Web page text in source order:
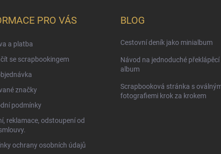
PRO VÁS
a platba
se scrapbookingem
značky
podmínky
reklamace, odstoupení od
ochrany osobních údajů
BLOG
Cestovní deník jako minialbum
Návod na jednoduché překlápěcí
album
Scrapbooková stránka s
fotografiemi krok za krokem